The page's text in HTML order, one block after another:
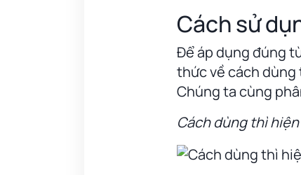
Cách sử
Để áp dụng đúng
thức về cách dùng
Chúng ta cùng
Cách dùng thì